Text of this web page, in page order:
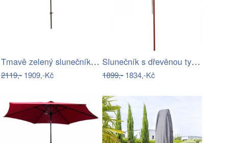
Tmavě zelený slunečník 295x295 cm –…
2119,- 1909,-Kč
Slunečník s dřevěnou tyčí Ø 330 cm…
1899,-1834,-Kč